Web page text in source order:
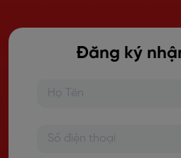
Đăng ký